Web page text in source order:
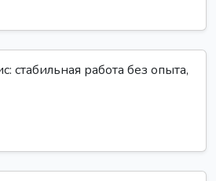
стабильная работа без опыта,